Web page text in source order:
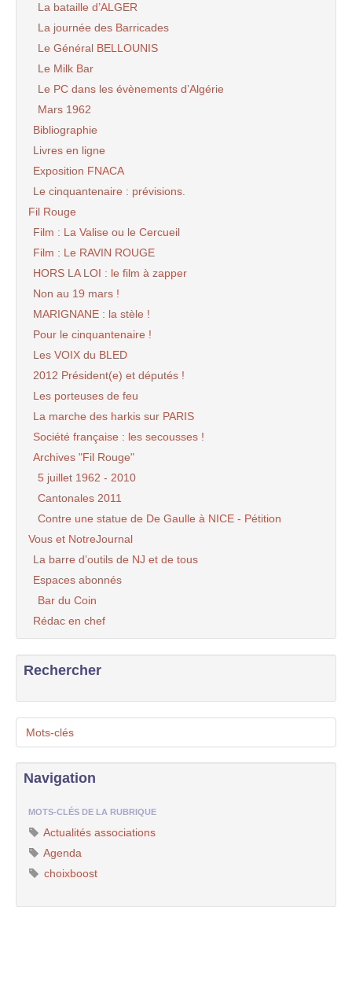
La bataille d’ALGER
La journée des Barricades
Le Général BELLOUNIS
Le Milk Bar
Le PC dans les évènements d’Algérie
Mars 1962
Bibliographie
Livres en ligne
Exposition FNACA
Le cinquantenaire : prévisions.
Fil Rouge
Film : La Valise ou le Cercueil
Film : Le RAVIN ROUGE
HORS LA LOI : le film à zapper
Non au 19 mars !
MARIGNANE : la stèle !
Pour le cinquantenaire !
Les VOIX du BLED
2012 Président(e) et députés !
Les porteuses de feu
La marche des harkis sur PARIS
Société française : les secousses !
Archives "Fil Rouge"
5 juillet 1962 - 2010
Cantonales 2011
Contre une statue de De Gaulle à NICE - Pétition
Vous et NotreJournal
La barre d’outils de NJ et de tous
Espaces abonnés
Bar du Coin
Rédac en chef
Rechercher
Mots-clés
Navigation
MOTS-CLÉS DE LA RUBRIQUE
Actualités associations
Agenda
choixboost